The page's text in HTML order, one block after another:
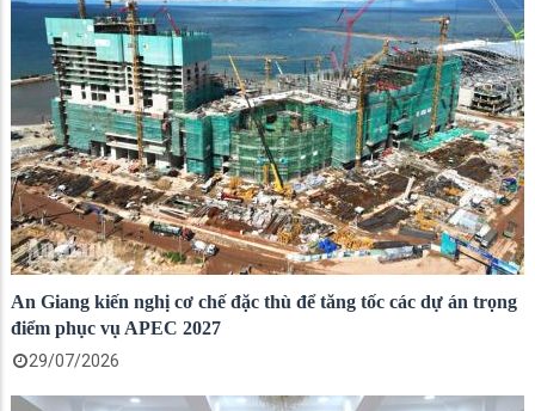
An Giang kiến nghị cơ chế đặc thù để tăng tốc các dự án trọng
điểm phục vụ APEC 2027
29/07/2026